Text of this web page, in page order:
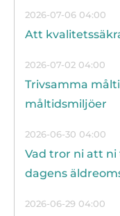
2026-07-06 04:00
Att
2026-07-02 04:00
Trivsamma
måltidsmiljöer
2026-06-30 04:00
Vad tror ni att
dagens
2026-06-29 04:00